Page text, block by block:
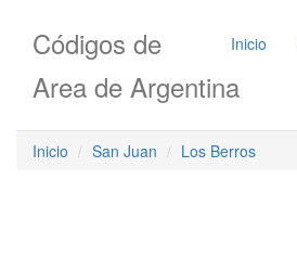
Inicio
Códigos de
Area de Argentina
Inicio San Juan Los Berros